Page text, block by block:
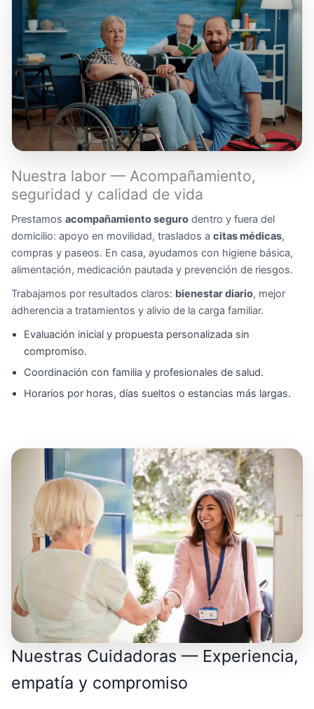
Nuestra labor — Acompañamiento,
seguridad y calidad de vida
Prestamos acompañamiento seguro dentro y fuera del
domicilio: apoyo en movilidad, traslados a citas médicas,
compras y paseos. En casa, ayudamos con higiene básica,
alimentación, medicación pautada y prevención de riesgos.
Trabajamos por resultados claros: bienestar diario, mejor
adherencia a tratamientos y alivio de la carga familiar.
Evaluación inicial y propuesta personalizada sin
compromiso.
Coordinación con familia y profesionales de salud.
Horarios por horas, días sueltos o estancias más largas.
Nuestras Cuidadoras — Experiencia,
empatía y compromiso